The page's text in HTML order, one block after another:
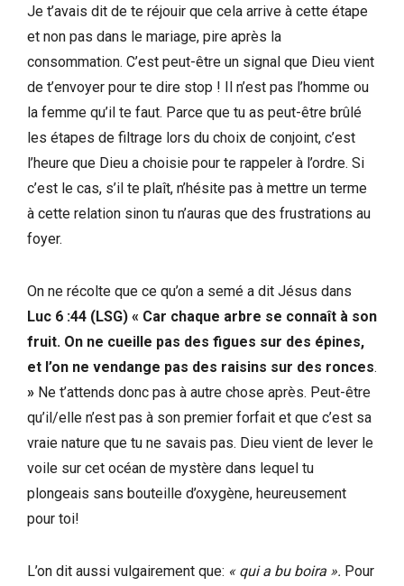
Je t’avais dit de te réjouir que cela arrive à cette étape
et non pas dans le mariage, pire après la
consommation. C’est peut-être un signal que Dieu vient
de t’envoyer pour te dire stop ! Il n’est pas l’homme ou
la femme qu’il te faut. Parce que tu as peut-être brûlé
les étapes de filtrage lors du choix de conjoint, c’est
l’heure que Dieu a choisie pour te rappeler à l’ordre. Si
c’est le cas, s’il te plaît, n’hésite pas à mettre un terme
à cette relation sinon tu n’auras que des frustrations au
foyer.
On ne récolte que ce qu’on a semé a dit Jésus dans
Luc 6 :44 (LSG) « Car chaque arbre se connaît à son
fruit. On ne cueille pas des figues sur des épines,
et l’on ne vendange pas des raisins sur des ronces.
» Ne t’attends donc pas à autre chose après. Peut-être
qu’il/elle n’est pas à son premier forfait et que c’est sa
vraie nature que tu ne savais pas. Dieu vient de lever le
voile sur cet océan de mystère dans lequel tu
plongeais sans bouteille d’oxygène, heureusement
pour toi!
L’on dit aussi vulgairement que: « qui a bu boira ». Pour